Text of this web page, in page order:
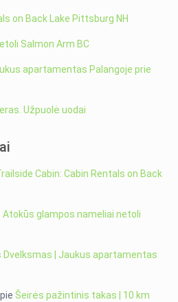
on Back Lake Pittsburg NH
Salmon Arm BC
apartamentas Palangoje prie
Užpuolė uodai
Cabin: Cabin Rentals on Back
Atokūs glampos nameliai netoli
Dvelksmas | Jaukus apartamentas
Šeirės pažintinis takas | 10 km